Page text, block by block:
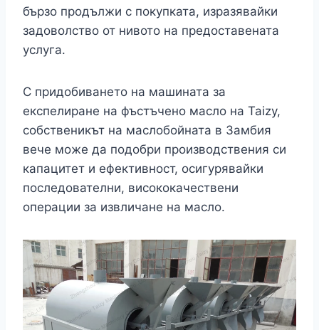
бързо продължи с покупката, изразявайки
задоволство от нивото на предоставената
услуга.
С придобиването на машината за
експелиране на фъстъчено масло на Taizy,
собственикът на маслобойната в Замбия
вече може да подобри производствения си
капацитет и ефективност, осигурявайки
последователни, висококачествени
операции за извличане на масло.